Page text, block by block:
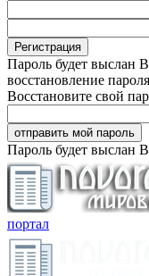
Пароль будет выслан
восстановление пароля
Восстановите свой
Пароль будет выслан
портал